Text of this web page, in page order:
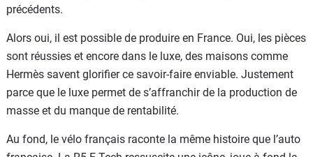
précédents.
Alors oui, il est possible de produire en France. Oui, les pièces
sont réussies et encore dans le luxe, des maisons comme
Hermès savent glorifier ce savoir-faire enviable. Justement
parce que le luxe permet de s’affranchir de la production de
masse et du manque de rentabilité.
Au fond, le vélo français raconte la même histoire que l’auto